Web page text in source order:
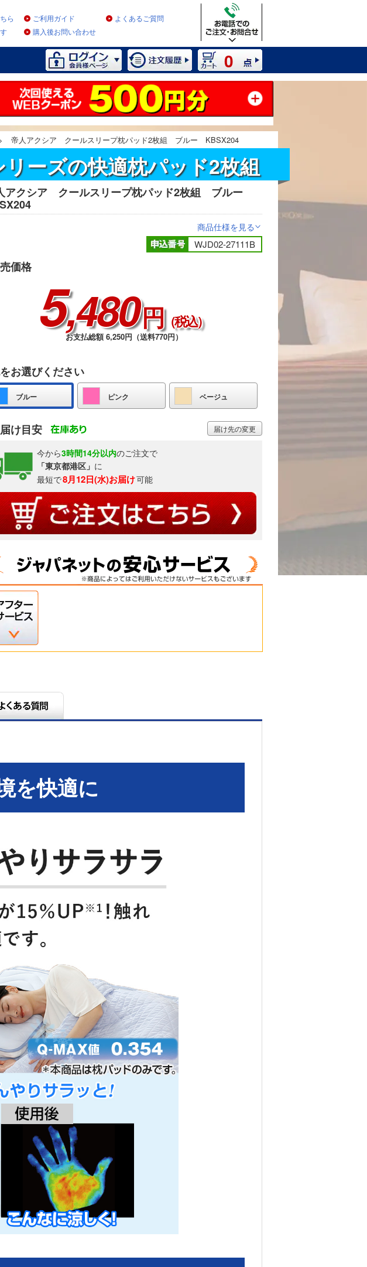
ら ご利用ガイド
よくあるご質問
購入後お問い合わせ
0
帝人アクシア クールスリープ枕パッド2枚組 ブルー KBSX204
ーズの快適枕パッド2枚組
2 / 8
アクシア クールスリープ枕パッド2枚組 ブルー
商品仕様を見る>
WJD02-27111B
価格
5,480円 （税込）
お支払総額 6,250円（送料770円）
お選びください
ブルー ピンク ベージュ
け目安
今から3時間14分以内のご注文で
「東京都港区」 に
最短で8月12日(水)お届け可能
届け先の変更
を快適に